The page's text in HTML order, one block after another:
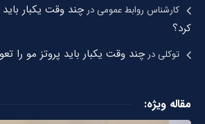
کارشناس روابط عمومیدرچند وقت یکبار
کرد؟
توکلیدرچند وقت یکبار باید پروتز مو را
مقاله ویژه: